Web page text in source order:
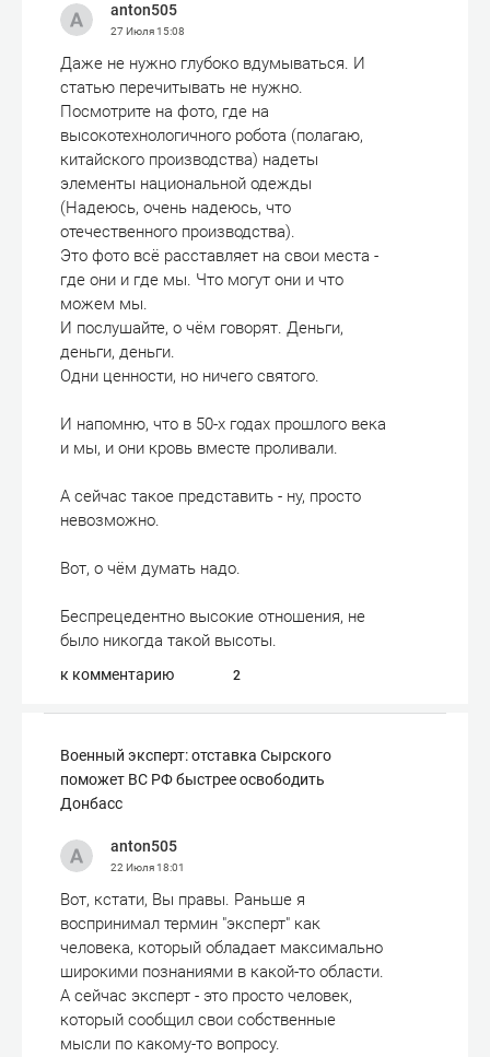
anton505
27 Июля15:08
Даже не нужно глубоко вдумываться. И
статью перечитывать не нужно.
Посмотрите на фото, где на
высокотехнологичного робота (полагаю,
китайского производства) надеты
элементы национальной одежды
(Надеюсь, очень надеюсь, что
отечественного производства).
Это фото всё расставляет на свои места -
где они и где мы. Что могут они и что
можем мы.
И послушайте, о чём говорят. Деньги,
деньги, деньги.
Одни ценности, но ничего святого.
И напомню, что в 50-х годах прошлого века
и мы, и они кровь вместе проливали.
А сейчас такое представить - ну, просто
невозможно.
Вот, о чём думать надо.
Беспрецедентно высокие отношения, не
было никогда такой высоты.
к комментарию 2
Военный эксперт: отставка Сырского
поможет ВС РФ быстрее освободить
Донбасс
anton505
22 Июля18:01
Вот, кстати, Вы правы. Раньше я
воспринимал термин "эксперт" как
человека, который обладает максимально
широкими познаниями в какой-то области.
А сейчас эксперт - это просто человек,
который сообщил свои собственные
мысли по какому-то вопросу.